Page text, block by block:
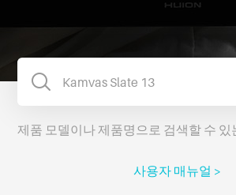
제품 모델이나 제품명으로 검색할 수 있
사용자 매뉴얼 >